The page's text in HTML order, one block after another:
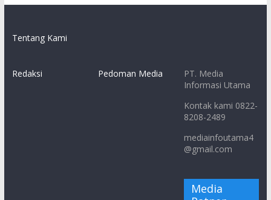
Tentang Kami
Redaksi Pedoman Media
PT. Media
Informasi Utama
Kontak kami 0822-
8208-2489
mediainfoutama4
@gmail.com
Media